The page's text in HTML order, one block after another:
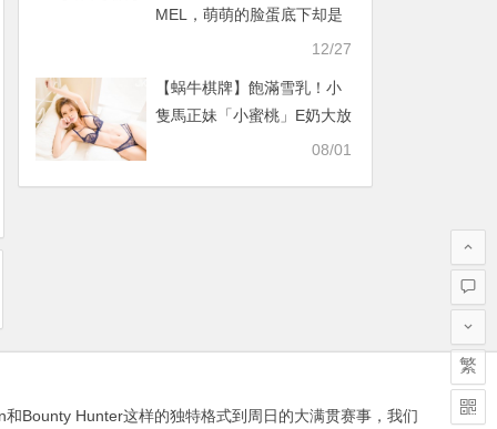
MEL，萌萌的脸蛋底下却是
12/27
【蜗牛棋牌】飽滿雪乳！小
隻馬正妹「小蜜桃」E奶大放
08/01
Bounty Hunter这样的独特格式到周日的大满贯赛事，我们
繁